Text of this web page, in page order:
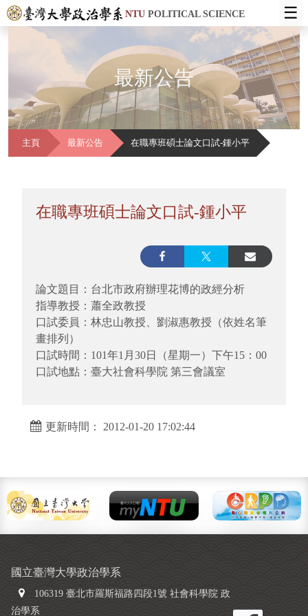
NTUPOLITICAL SCIENCE ☰
最新公告
主頁 最新公告 在職專班碩士論文口試-鍾小平
在職專班碩士論文口試-鍾小平
論文題目：台北市政府辦理花博的政經分析
指導教授：蕭全政教授
口試委員：林忠山教授、劉淑惠教授（依姓名筆
畫排列）
口試時間：101年1月30日（星期一）下午15：00
口試地點：臺大社會科學院 第三會議室
更新時間： 2012-01-20 17:02:44
國立臺灣大學政治學系
106319 臺北市羅斯福路四段1號 社會科學院 政
治學系